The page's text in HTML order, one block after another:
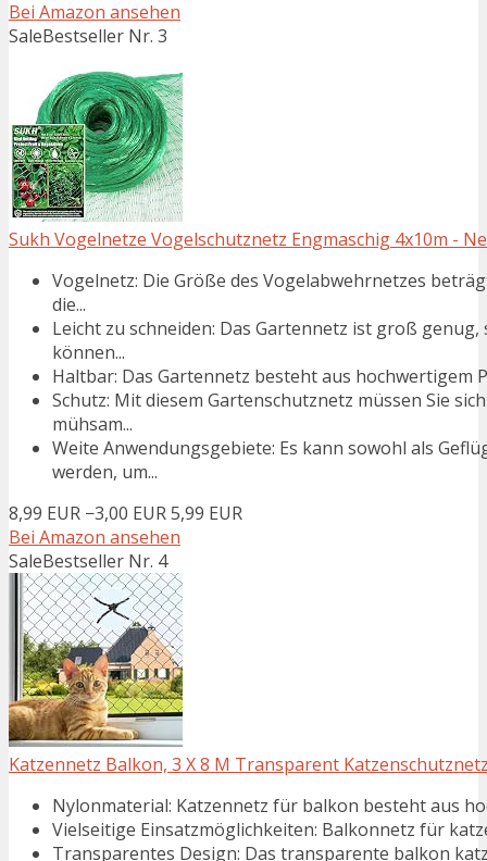
Bei Amazon ansehen
SaleBestseller Nr. 3
Sukh Vogelnetze Vogelschutznetz Engmaschig 4x10m -
Vogelnetz: Die Größe des Vogelabwehrnetzes
die...
Leicht zu schneiden: Das Gartennetz ist groß
können...
Haltbar: Das Gartennetz besteht aus hochwertigem
Schutz: Mit diesem Gartenschutznetz müssen Sie
mühsam...
Weite Anwendungsgebiete: Es kann sowohl als
werden, um...
8,99 EUR −3,00 EUR5,99 EUR
Bei Amazon ansehen
SaleBestseller Nr. 4
Katzennetz Balkon, 3 X 8 M Transparent
Nylonmaterial: Katzennetz für balkon besteht aus
Vielseitige Einsatzmöglichkeiten: Balkonnetz für
Transparentes Design: Das transparente balkon